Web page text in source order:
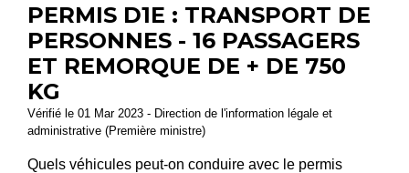
PERMIS D1E : TRANSPORT DE
PERSONNES - 16 PASSAGERS
ET REMORQUE DE + DE 750
KG
Vérifié le 01 Mar 2023 - Direction de l'information légale et
administrative (Première ministre)
Quels véhicules peut-on conduire avec le permis